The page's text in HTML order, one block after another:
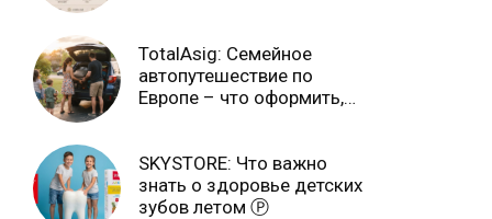
TotalAsig: Семейное
автопутешествие по
Европе – что оформить,
SKYSTORE: Что важно
знать о здоровье детских
зубов летом Ⓟ